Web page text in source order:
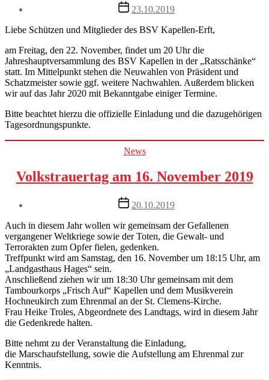
Post
date
23.10.2019
Liebe Schützen und Mitglieder des BSV Kapellen-Erft,
am Freitag, den 22. November, findet um 20 Uhr die
Jahreshauptversammlung des BSV Kapellen in der „Ratsschänke“
statt. Im Mittelpunkt stehen die Neuwahlen von Präsident und
Schatzmeister sowie ggf. weitere Nachwahlen. Außerdem blicken
wir auf das Jahr 2020 mit Bekanntgabe einiger Termine.
Bitte beachtet hierzu die offizielle Einladung und die dazugehörigen
Tagesordnungspunkte.
Categories
News
Volkstrauertag am 16. November 2019
Post
date
20.10.2019
Auch in diesem Jahr wollen wir gemeinsam der Gefallenen
vergangener Weltkriege sowie der Toten, die Gewalt- und
Terrorakten zum Opfer fielen, gedenken.
Treffpunkt wird am Samstag, den 16. November um 18:15 Uhr, am
„Landgasthaus Hages“ sein.
Anschließend ziehen wir um 18:30 Uhr gemeinsam mit dem
Tambourkorps „Frisch Auf“ Kapellen und dem Musikverein
Hochneukirch zum Ehrenmal an der St. Clemens-Kirche.
Frau Heike Troles, Abgeordnete des Landtags, wird in diesem Jahr
die Gedenkrede halten.
Bitte nehmt zu der Veranstaltung die Einladung,
die Marschaufstellung, sowie die Aufstellung am Ehrenmal zur
Kenntnis.